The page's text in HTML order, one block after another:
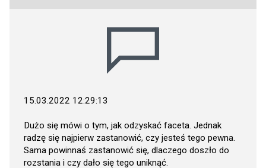
15.03.2022 12:29:13
Dużo się mówi o tym, jak odzyskać faceta. Jednak
radzę się najpierw zastanowić, czy jesteś tego pewna.
Sama powinnaś zastanowić się, dlaczego doszło do
rozstania i czy dało się tego uniknąć.